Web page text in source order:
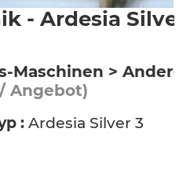
- Ardesia Silver
Maschinen > Andere
Angebot)
: Ardesia Silver 3